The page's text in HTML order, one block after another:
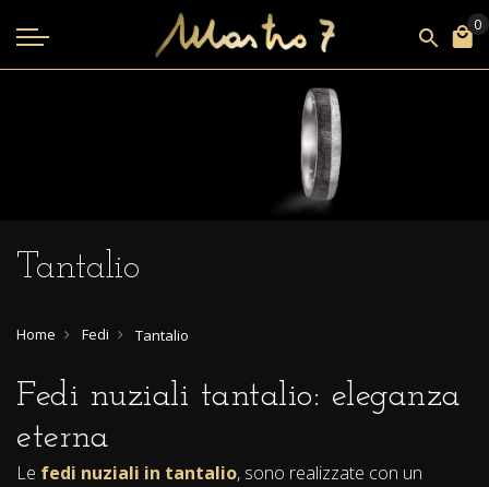
Tantalio
Home Fedi Tantalio
Fedi nuziali tantalio: eleganza
eterna
Le fedi nuziali in tantalio, sono realizzate con un